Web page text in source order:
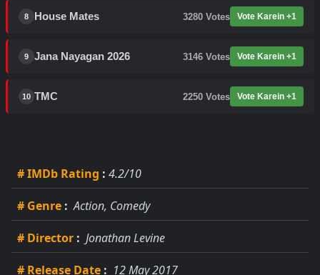
8 House Mates 3280 Votes Vote Karein +1
9 Jana Nayagan 2026 3146 Votes Vote Karein +1
10 TMC 2250 Votes Vote Karein +1
# IMDb Rating : 4.2/10
# Genre : Action, Comedy
# Director : Jonathan Levine
# Release Date : 12 May 2017